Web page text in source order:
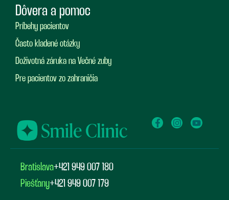
Dôvera a pomoc
Príbehy pacientov
Často kladené otázky
Doživotná záruka na Večné zuby
Pre pacientov zo zahraničia
Bratislava+421 949 007 180
Piešťany+421 949 007 179